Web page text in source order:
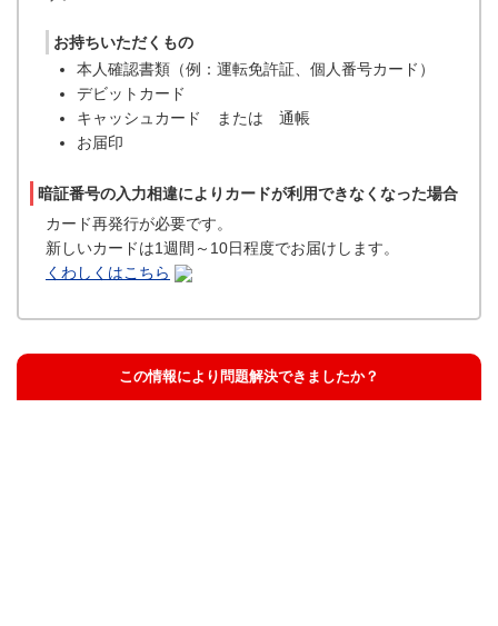
お持ちいただくもの
本人確認書類（例：運転免許証、個人番号カード）
デビットカード
キャッシュカード または 通帳
お届印
暗証番号の入力相違によりカードが利用できなくなった場合
カード再発行が必要です。
新しいカードは1週間～10日程度でお届けします。
くわしくはこちら
この情報により問題解決できましたか？